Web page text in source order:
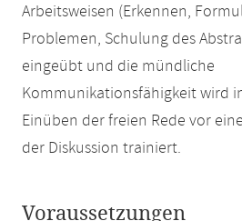
Arbeitsweisen (Erkennen,
Problemen, Schulung des
eingeübt und die mündliche
Kommunikationsfähigkeit wird
Einüben der freien Rede vor
der Diskussion trainiert.
Voraussetzungen